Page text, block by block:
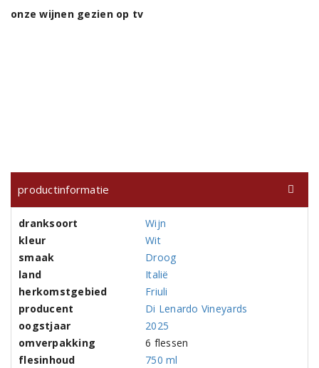
onze wijnen gezien op tv
productinformatie
dranksoort
Wijn
kleur
Wit
smaak
Droog
land
Italië
herkomstgebied
Friuli
producent
Di Lenardo Vineyards
oogstjaar
2025
omverpakking
6 flessen
flesinhoud
750 ml